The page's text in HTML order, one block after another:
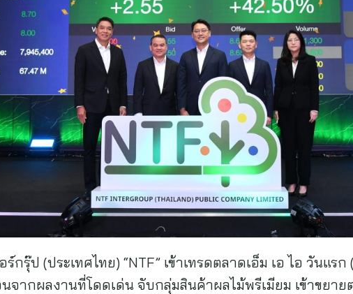
กรุ๊ป (ประเทศไทย) “NTF” เข้าเทรดตลาดเอ็ม เอ ไอ วันแร
จากผลงานที่โดดเด่น จับกลุ่มสินค้าผลไม้พรีเมียม เข้าขยา